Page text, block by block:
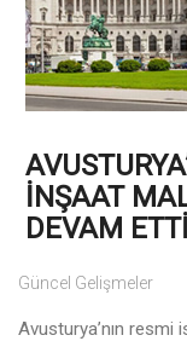
İNŞAAT
DEVAM ETTİ
Güncel Gelişmeler
Avusturya’nın